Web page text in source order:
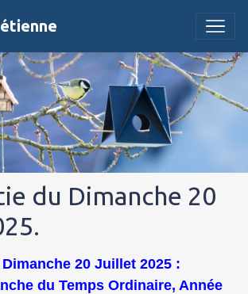
du Dimanche 20
20 Juillet 2025 :
du Temps Ordinaire, Année